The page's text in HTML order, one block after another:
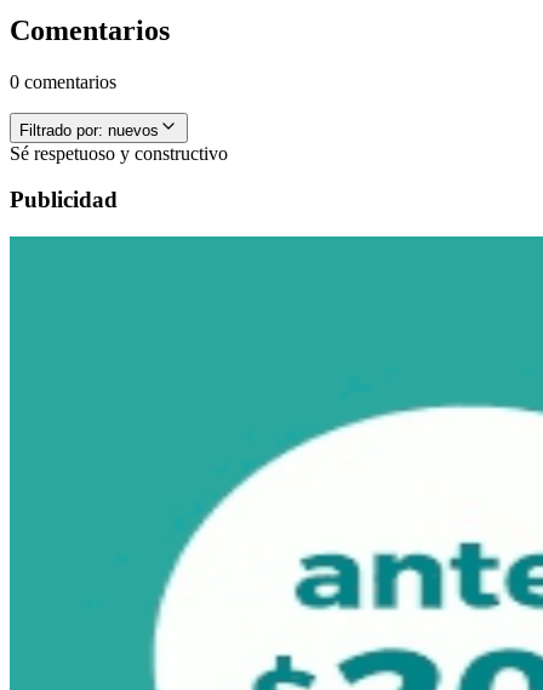
Comentarios
0 comentarios
Filtrado por: nuevos
Sé respetuoso y constructivo
Publicidad